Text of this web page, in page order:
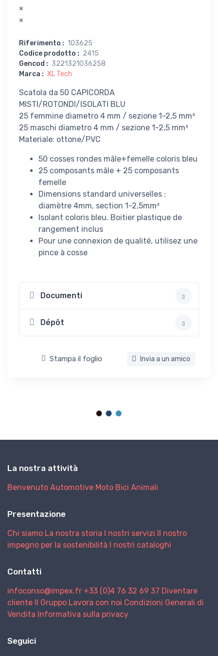
×
×
Riferimento : 103625
Codice prodotto : 2415
Gencod : 3221321036258
Marca : XL Tech
Scatola da 50 CAPICORDA
MISTI/ROTONDI/ISOLATI BLU
25 femmine diametro 4 mm / sezione 1-2,5 mm²
25 maschi diametro 4 mm / sezione 1-2,5 mm²
Materiale: ottone/PVC
50 cosses rondes mâle+femelle coloris bleu
25 composants mâle + 25 composants
femelle
Dimensions standard universelles :
diamètre 4mm, section 1-2,5mm²
Isolant coloris bleu. Boitier plastique de
rangement inclus
Pour une connexion de qualité, utilisez une
pince à cosse
Documenti
Dépôt
Stampa il foglio Invia a un amico
La nostra attività
Benvenuto Automotive Moto Bici Animali
Presentazione
Chi siamo La nostra storia I nostri servizi Il nostro
impegno per la sostenibilità I nostri cataloghi
Contatti
infoconso@impex.fr +33 (0)4 76 32 69 37 Diventare
cliente Il Gruppo Lavora con noi Condizioni Generali di
Vendita Informativa sulla privacy
Seguici